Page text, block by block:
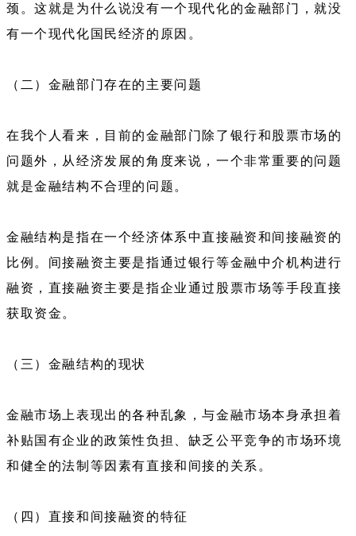
颈。这就是为什么说没有一个现代化的金融部门，就没
有一个现代化国民经济的原因。
（二）金融部门存在的主要问题
在我个人看来，目前的金融部门除了银行和股票市场的
问题外，从经济发展的角度来说，一个非常重要的问题
就是金融结构不合理的问题。
金融结构是指在一个经济体系中直接融资和间接融资的
比例。间接融资主要是指通过银行等金融中介机构进行
融资，直接融资主要是指企业通过股票市场等手段直接
获取资金。
（三）金融结构的现状
金融市场上表现出的各种乱象，与金融市场本身承担着
补贴国有企业的政策性负担、缺乏公平竞争的市场环境
和健全的法制等因素有直接和间接的关系。
（四）直接和间接融资的特征